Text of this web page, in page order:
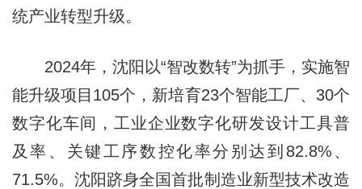
统产业转型升级。
2024年，沈阳以“智改数转”为抓手，实施智
能升级项目105个，新培育23个智能工厂、30个
数字化车间，工业企业数字化研发设计工具普
及率、关键工序数控化率分别达到82.8%、
71.5%。沈阳跻身全国首批制造业新型技术改造